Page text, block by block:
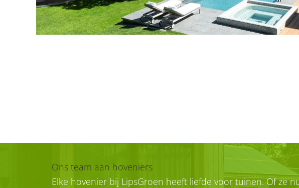
Ons team aan hoveniers
Elke hovenier bij LipsGroen heeft liefde voor tuinen. Of ze